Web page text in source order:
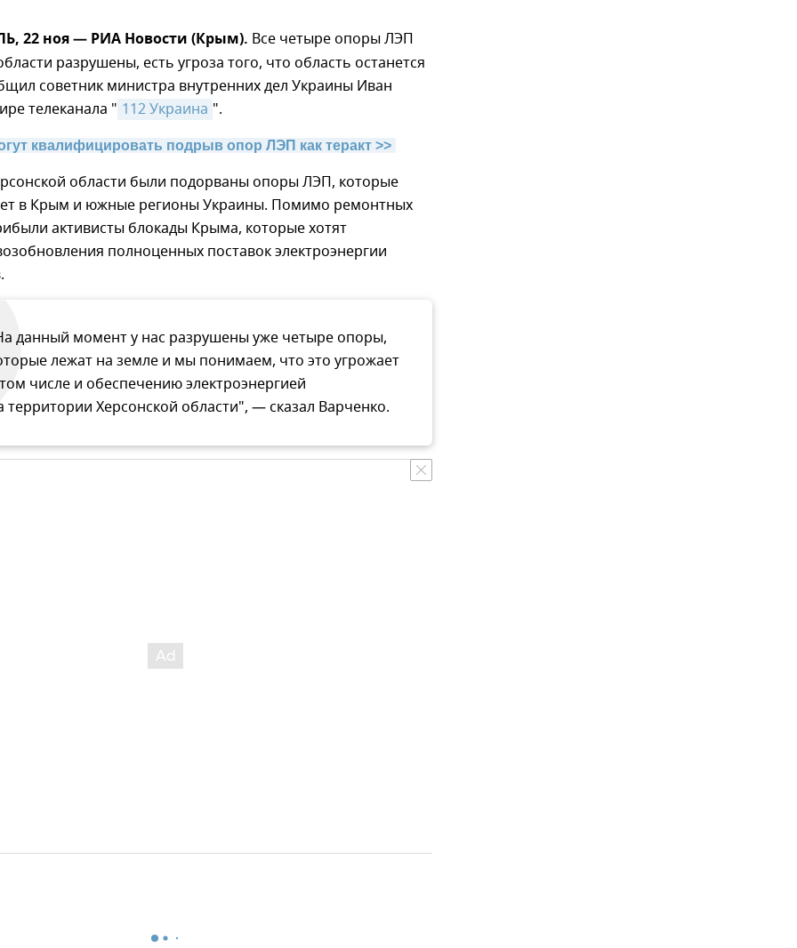
22 ноя — РИА Новости (Крым). Все четыре опоры ЛЭП
разрушены, есть угроза того, что область останется
советник министра внутренних дел Украины Иван
телеканала " 112 Украина ".
квалифицировать подрыв опор ЛЭП как теракт >>
области были подорваны опоры ЛЭП, которые
в Крым и южные регионы Украины. Помимо ремонтных
активисты блокады Крыма, которые хотят
полноценных поставок электроэнергии
данный момент у нас разрушены уже четыре опоры,
лежат на земле и мы понимаем, что это угрожает
числе и обеспечению электроэнергией
территории Херсонской области", — сказал Варченко.